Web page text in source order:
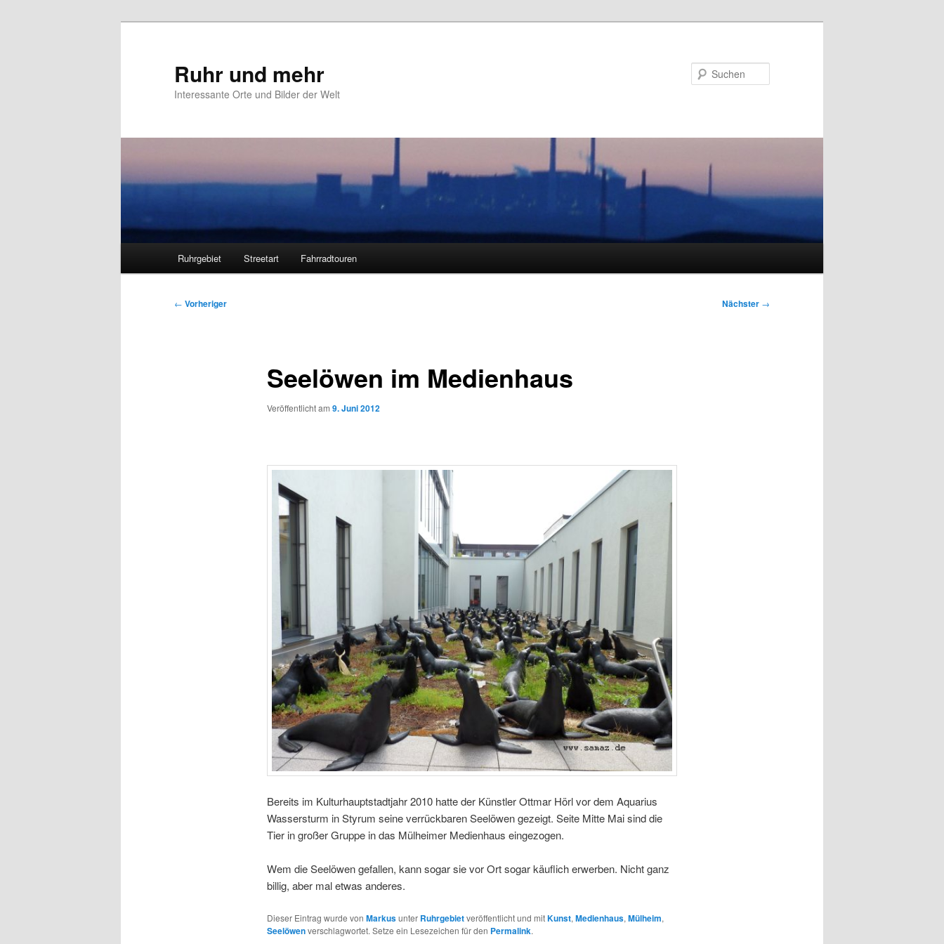
Ruhr und mehr
Interessante Orte und Bilder der Welt
Ruhrgebiet Streetart Fahrradtouren
Beitragsnavigation
← Vorheriger Nächster →
Seelöwen im Medienhaus
Veröffentlicht am 9. Juni 2012
Bereits im Kulturhauptstadtjahr 2010 hatte der Künstler Ottmar Hörl vor dem Aquarius
Wassersturm in Styrum seine verrückbaren Seelöwen gezeigt. Seite Mitte Mai sind die
Tier in großer Gruppe in das Mülheimer Medienhaus eingezogen.
Wem die Seelöwen gefallen, kann sogar sie vor Ort sogar käuflich erwerben. Nicht ganz
billig, aber mal etwas anderes.
Dieser Eintrag wurde von Markusunter Ruhrgebietveröffentlicht und mitKunst, Medienhaus, Mülheim,
Seelöwenverschlagwortet. Setze ein Lesezeichen für den Permalink.